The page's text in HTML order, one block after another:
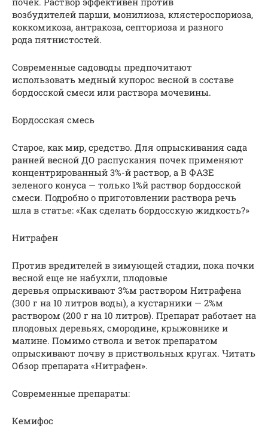
возбудителей парши, монилиоза, клястероспориоза,
коккомикоза, антракоза, септориоза и разного
рода пятнистостей.
Современные садоводы предпочитают
использовать медный купорос весной в составе
бордосской смеси или раствора мочевины.
Бордосская смесь
Старое, как мир, средство. Для опрыскивания сада
ранней весной ДО распускания почек применяют
концентрированный 3%-й раствор, а В ФАЗЕ
зеленого конуса — только 1%й раствор бордосской
смеси. Подробно о приготовлении раствора речь
шла в статье: «Как сделать бордосскую жидкость?»
Нитрафен
Против вредителей в зимующей стадии, пока почки
весной еще не набухли, плодовые
деревья опрыскивают 3%м раствором Нитрафена
(300 г на 10 литров воды), а кустарники — 2%м
раствором (200 г на 10 литров). Препарат работает на
плодовых деревьях, смородине, крыжовнике и
малине. Помимо ствола и веток препаратом
опрыскивают почву в приствольных кругах. Читать
Обзор препарата «Нитрафен».
Современные препараты:
Кемифос